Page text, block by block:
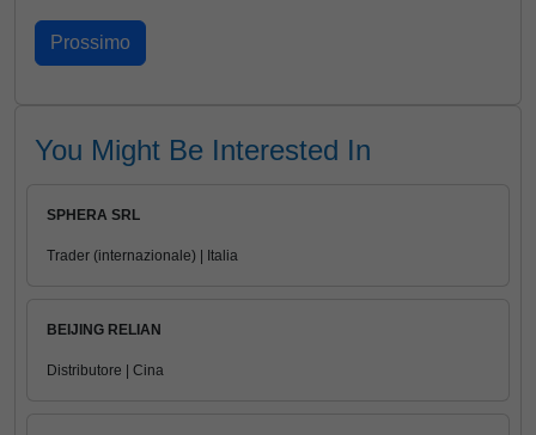
You Might Be Interested In
SPHERA SRL
Trader (internazionale) | Italia
BEIJING RELIAN
Distributore | Cina